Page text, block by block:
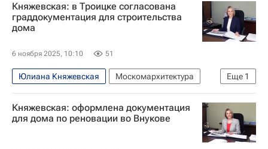
Княжевская: в Троицке согласована
граддокументация для строительства
дома
6 ноября 2025, 10:10 51
Еще 1
Юлиана Княжевская
Москомархитектура
Москва
Княжевская: оформлена документация
для дома по реновации во Внукове